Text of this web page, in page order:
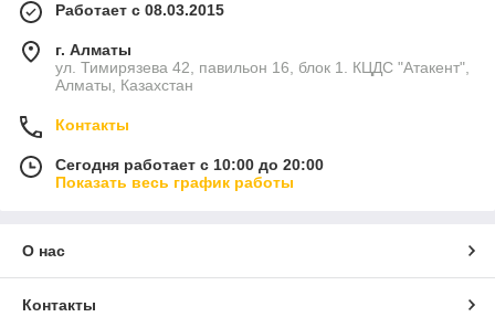
Работает с 08.03.2015
г. Алматы
ул. Тимирязева 42, павильон 16, блок 1. КЦДС "Атакент",
Алматы, Казахстан
Контакты
Сегодня работает с 10:00 до 20:00
Показать весь график работы
О нас
Контакты